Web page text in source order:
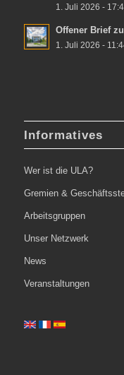
1. Juli 2026 -
Offener Brief
1. Juli 2026 -
Informatives
Wer ist die ULA?
Gremien &
Arbeitsgruppen
Unser Netzwerk
News
Veranstaltungen